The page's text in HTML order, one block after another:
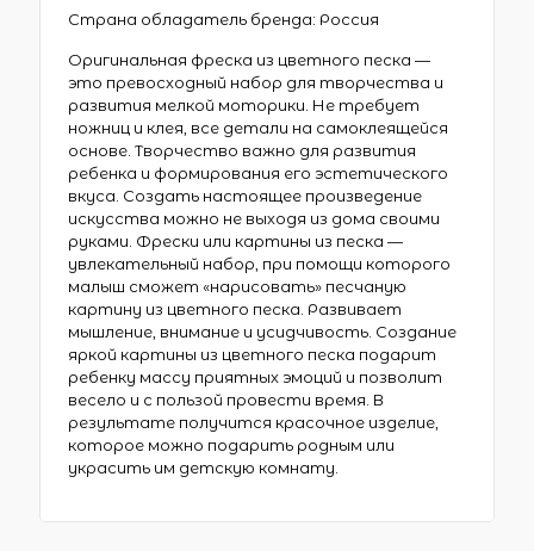
Страна обладатель бренда: Россия
Оригинальная фреска из цветного песка —
это превосходный набор для творчества и
развития мелкой моторики. Не требует
ножниц и клея, все детали на самоклеящейся
основе. Творчество важно для развития
ребенка и формирования его эстетического
вкуса. Создать настоящее произведение
искусства можно не выходя из дома своими
руками. Фрески или картины из песка —
увлекательный набор, при помощи которого
малыш сможет «нарисовать» песчаную
картину из цветного песка. Развивает
мышление, внимание и усидчивость. Создание
яркой картины из цветного песка подарит
ребенку массу приятных эмоций и позволит
весело и с пользой провести время. В
результате получится красочное изделие,
которое можно подарить родным или
украсить им детскую комнату.